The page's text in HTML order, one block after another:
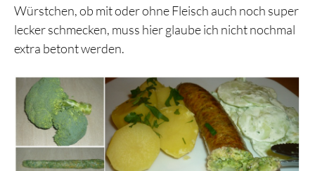
Würstchen, ob mit oder ohne Fleisch auch noch super
lecker schmecken, muss hier glaube ich nicht nochmal
extra betont werden.